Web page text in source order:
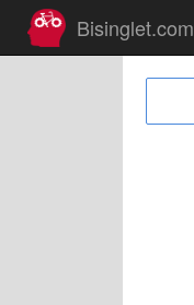
Bisinglet.com